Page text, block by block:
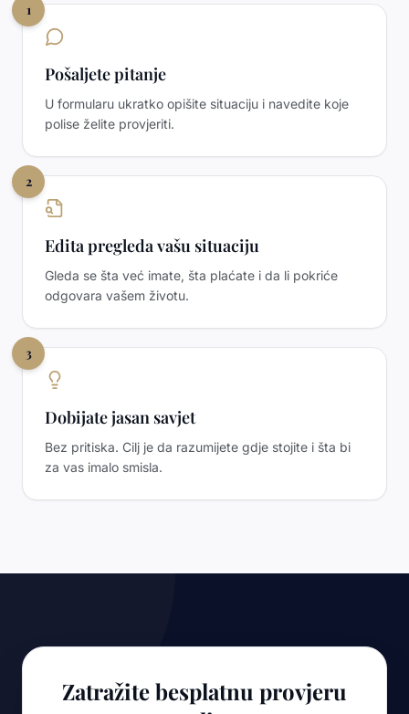
1
Pošaljete pitanje
U formularu ukratko opišite situaciju i navedite koje
polise želite provjeriti.
2
Edita pregleda vašu situaciju
Gleda se šta već imate, šta plaćate i da li pokriće
odgovara vašem životu.
3
Dobijate jasan savjet
Bez pritiska. Cilj je da razumijete gdje stojite i šta bi
za vas imalo smisla.
Zatražite besplatnu provjeru